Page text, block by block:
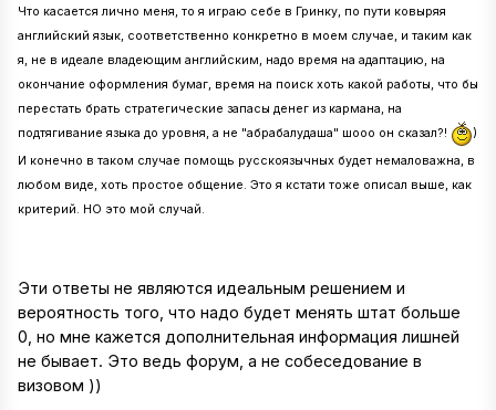
Что касается лично меня, то я играю себе в Гринку, по пути ковыряя
английский язык, соответственно конкретно в моем случае, и таким как
я, не в идеале владеющим английским, надо время на адаптацию, на
окончание оформления бумаг, время на поиск хоть какой работы, что бы
перестать брать стратегические запасы денег из кармана, на
подтягивание языка до уровня, а не "абрабалудаша" шооо он сказал?!
)
И конечно в таком случае помощь русскоязычных будет немаловажна, в
любом виде, хоть простое общение. Это я кстати тоже описал выше, как
критерий. НО это мой случай.
Эти ответы не являются идеальным решением и
вероятность того, что надо будет менять штат больше
0, но мне кажется дополнительная информация лишней
не бывает. Это ведь форум, а не собеседование в
визовом ))